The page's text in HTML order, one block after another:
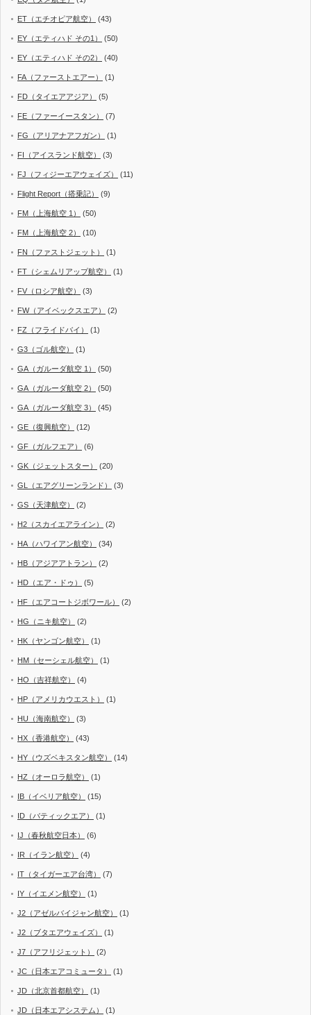
ET（エチオピア航空） (43)
EY（エティハド その1） (50)
EY（エティハド その2） (40)
FA（ファーストエアー） (1)
FD（タイエアアジア） (5)
FE（ファーイースタン） (7)
FG（アリアナアフガン） (1)
FI（アイスランド航空） (3)
FJ（フィジーエアウェイズ） (11)
Flight Report（搭乗記） (9)
FM（上海航空 1） (50)
FM（上海航空 2） (10)
FN（ファストジェット） (1)
FT（シェムリアップ航空） (1)
FV（ロシア航空） (3)
FW（アイベックスエア） (2)
FZ（フライドバイ） (1)
G3（ゴル航空） (1)
GA（ガルーダ航空 1） (50)
GA（ガルーダ航空 2） (50)
GA（ガルーダ航空 3） (45)
GE（復興航空） (12)
GF（ガルフエア） (6)
GK（ジェットスター） (20)
GL（エアグリーンランド） (3)
GS（天津航空） (2)
H2（スカイエアライン） (2)
HA（ハワイアン航空） (34)
HB（アジアアトラン） (2)
HD（エア・ドゥ） (5)
HF（エアコートジボワール） (2)
HG（ニキ航空） (2)
HK（ヤンゴン航空） (1)
HM（セーシェル航空） (1)
HO（吉祥航空） (4)
HP（アメリカウエスト） (1)
HU（海南航空） (3)
HX（香港航空） (43)
HY（ウズベキスタン航空） (14)
HZ（オーロラ航空） (1)
IB（イベリア航空） (15)
ID（バティックエア） (1)
IJ（春秋航空日本） (6)
IR（イラン航空） (4)
IT（タイガーエア台湾） (7)
IY（イエメン航空） (1)
J2（アゼルバイジャン航空） (1)
J2（ブタエアウェイズ） (1)
J7（アフリジェット） (2)
JC（日本エアコミュータ） (1)
JD（北京首都航空） (1)
JD（日本エアシステム） (1)